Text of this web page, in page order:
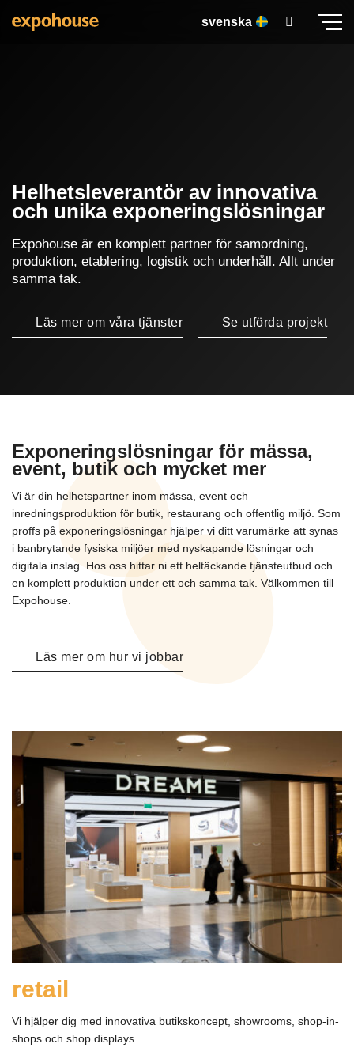
svenska
Helhetsleverantör av innovativa
och unika exponeringslösningar
Expohouse är en komplett partner för samordning,
produktion, etablering, logistik och underhåll. Allt under
samma tak.
Läs mer om våra tjänster Se utförda projekt
Exponeringslösningar för mässa,
event, butik och mycket mer
Vi är din helhetspartner inom mässa, event och
inredningsproduktion för butik, restaurang och offentlig miljö. Som
proffs på exponeringslösningar hjälper vi ditt varumärke att synas
i banbrytande fysiska miljöer med nyskapande lösningar och
digitala inslag. Hos oss hittar ni ett heltäckande tjänsteutbud och
en komplett produktion under ett och samma tak. Välkommen till
Expohouse.
Läs mer om hur vi jobbar
retail
Vi hjälper dig med innovativa butikskoncept, showrooms, shop-in-
shops och shop displays.